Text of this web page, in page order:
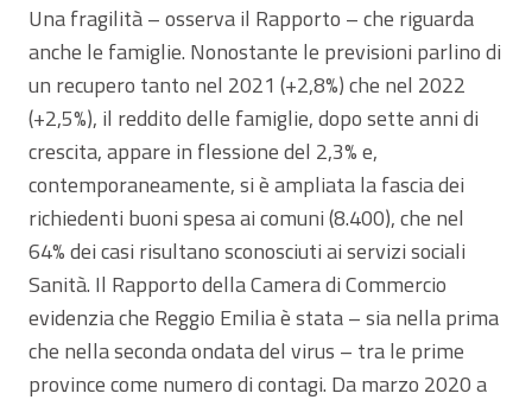
Una fragilità – osserva il Rapporto – che riguarda
anche le famiglie. Nonostante le previsioni parlino di
un recupero tanto nel 2021 (+2,8%) che nel 2022
(+2,5%), il reddito delle famiglie, dopo sette anni di
crescita, appare in flessione del 2,3% e,
contemporaneamente, si è ampliata la fascia dei
richiedenti buoni spesa ai comuni (8.400), che nel
64% dei casi risultano sconosciuti ai servizi sociali
Sanità. Il Rapporto della Camera di Commercio
evidenzia che Reggio Emilia è stata – sia nella prima
che nella seconda ondata del virus – tra le prime
province come numero di contagi. Da marzo 2020 a